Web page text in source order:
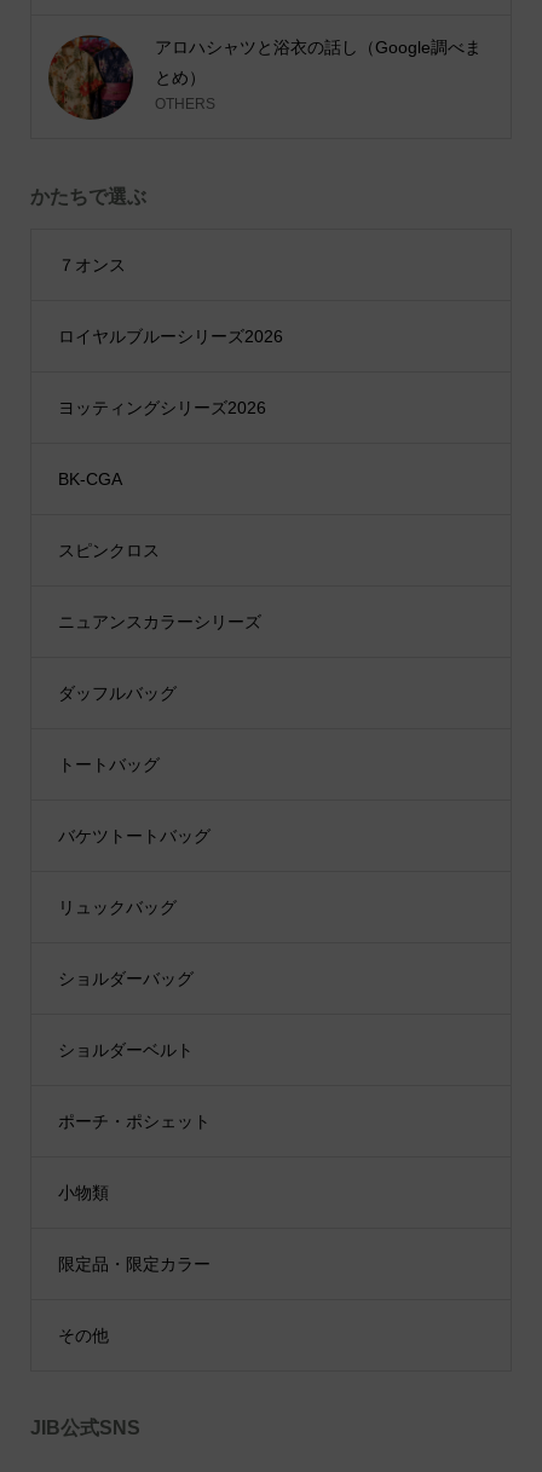
アロハシャツと浴衣の話し（Google調べま
とめ）
OTHERS
かたちで選ぶ
７オンス
ロイヤルブルーシリーズ2026
ヨッティングシリーズ2026
BK-CGA
スピンクロス
ニュアンスカラーシリーズ
ダッフルバッグ
トートバッグ
バケツトートバッグ
リュックバッグ
ショルダーバッグ
ショルダーベルト
ポーチ・ポシェット
小物類
限定品・限定カラー
その他
JIB公式SNS